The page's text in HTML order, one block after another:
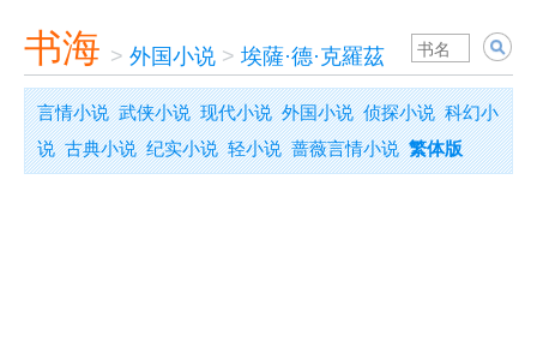
书海 > 外国小说 > 埃薩·德·克羅茲
言情小说 武侠小说 现代小说 外国小说 侦探小说 科幻小
说 古典小说 纪实小说 轻小说 蔷薇言情小说 繁体版